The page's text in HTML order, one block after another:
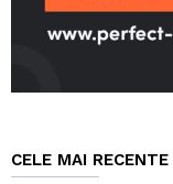
CELE MAI